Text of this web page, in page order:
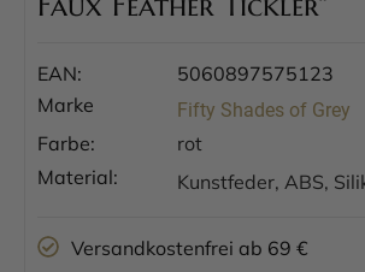
EAN:
5060897575123
Marke
Fifty Shades of Grey
Farbe:
rot
Material:
Kunstfeder, ABS,
Versandkostenfrei ab 69 €